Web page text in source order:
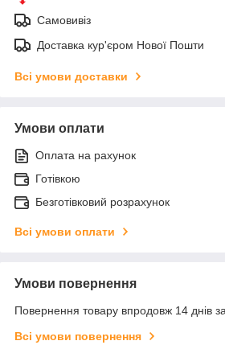
Самовивіз
Доставка кур'єром Нової Пошти
Всі умови доставки
Умови оплати
Оплата на рахунок
Готівкою
Безготівковий розрахунок
Всі умови оплати
Умови повернення
Повернення товару впродовж 14 днів
Всі умови повернення